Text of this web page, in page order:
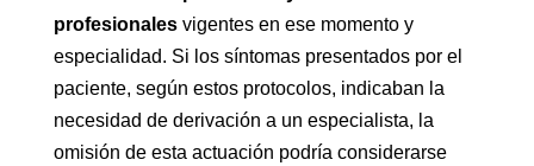
profesionalesvigentes en ese momento y
especialidad. Si los síntomas presentados por el
paciente, según estos protocolos, indicaban la
necesidad de derivación a un especialista, la
omisión de esta actuación podría considerarse